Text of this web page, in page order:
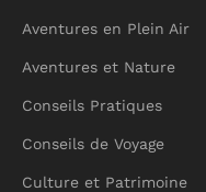
Aventures en Plein Air
Aventures et Nature
Conseils Pratiques
Conseils de Voyage
Culture et Patrimoine